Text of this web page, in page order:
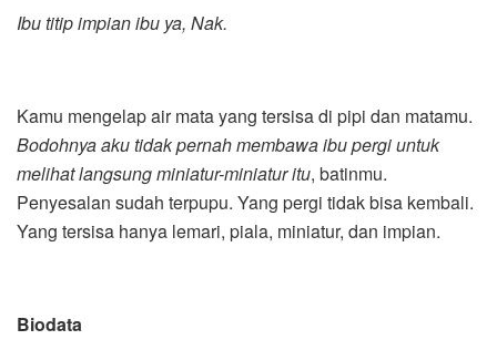
Ibu titip impian ibu ya, Nak.
Kamu mengelap air mata yang tersisa di pipi dan matamu.
Bodohnya aku tidak pernah membawa ibu pergi untuk
melihat langsung miniatur-miniatur itu, batinmu.
Penyesalan sudah terpupu. Yang pergi tidak bisa kembali.
Yang tersisa hanya lemari, piala, miniatur, dan impian.
Biodata